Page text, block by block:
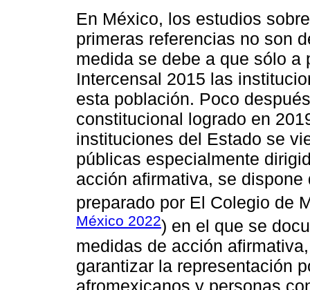
En México, los estudios
primeras referencias no son
medida se debe a que sólo
Intercensal 2015 las
esta población. Poco
constitucional logrado en
instituciones del Estado se
públicas especialmente
acción afirmativa, se
preparado por El Colegio de
México 2022) en el que se
medidas de acción
garantizar la representación
afromexicanos y personas